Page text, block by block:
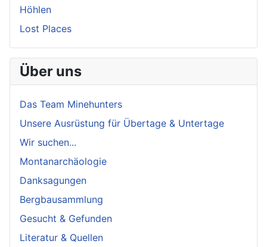
Höhlen
Lost Places
Über uns
Das Team Minehunters
Unsere Ausrüstung für Übertage & Untertage
Wir suchen...
Montanarchäologie
Danksagungen
Bergbausammlung
Gesucht & Gefunden
Literatur & Quellen